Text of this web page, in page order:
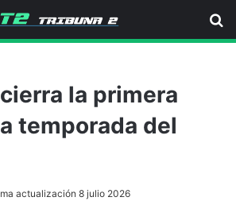
la primera
temporada del
actualización 8 julio 2026